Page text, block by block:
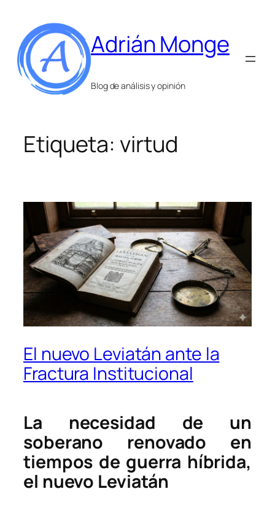
contenido
Adrián Monge
Blog de análisis y opinión
Etiqueta: virtud
El nuevo Leviatán ante la
Fractura Institucional
La necesidad de un
soberano renovado en
tiempos de guerra híbrida,
el nuevo Leviatán